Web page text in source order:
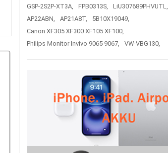
GSP-2S2P-XT3A,
FPB0313S, LiU307689PHVUTL,
AP22ABN,
AP21A8T,
5B10X19049,
Canon XF305 XF300 XF105 XF100,
Philips Monitor Invivo 9065 9067,
VW-VBG130,